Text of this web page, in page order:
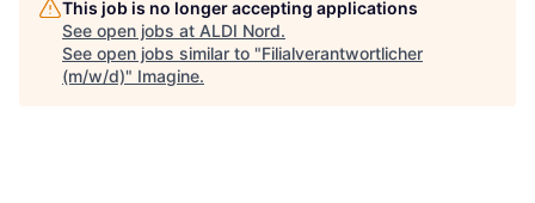
This job is no longer accepting applications
See open jobs at ALDI Nord.
See open jobs similar to "Filialverantwortlicher
(m/w/d)" Imagine.